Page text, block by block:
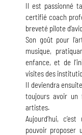
Il est passionné
certifié coach
breveté pilote
Son goût pour
musique,
enfance, et de
visites des
Il deviendra
toujours avoir un
artistes.
Aujourd’hui,
pouvoir proposer